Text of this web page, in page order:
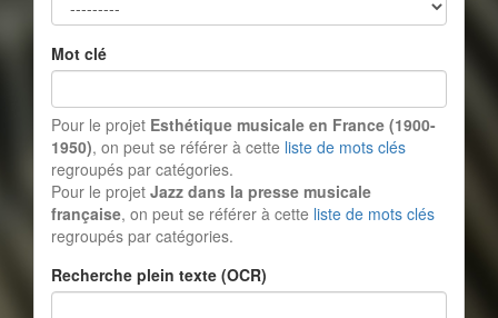
Mot clé
Pour le projet Esthétique musicale en France (1900-
1950), on peut se référer à cette liste de mots clés
regroupés par catégories.
Pour le projet Jazz dans la presse musicale
française, on peut se référer à cette liste de mots clés
regroupés par catégories.
Recherche plein texte (OCR)